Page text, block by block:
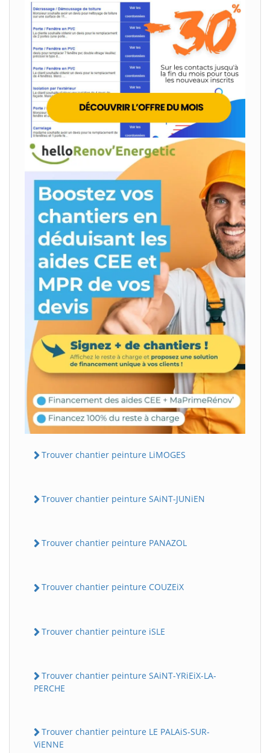
Trouver chantier peinture LiMOGES
Trouver chantier peinture SAiNT-JUNiEN
Trouver chantier peinture PANAZOL
Trouver chantier peinture COUZEiX
Trouver chantier peinture iSLE
Trouver chantier peinture SAiNT-YRiEiX-LA-
PERCHE
Trouver chantier peinture LE PALAiS-SUR-
ViENNE